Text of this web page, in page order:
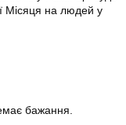
Місяця на людей у
бажання.